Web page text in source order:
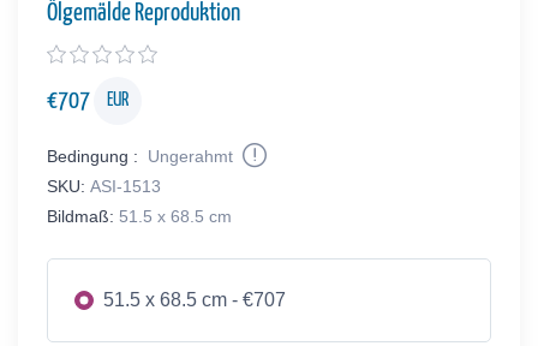
Ölgemälde Reproduktion
€707 EUR
Bedingung :
Ungerahmt
SKU: ASI-1513
Bildmaß: 51.5 x 68.5 cm
51.5 x 68.5 cm - €707